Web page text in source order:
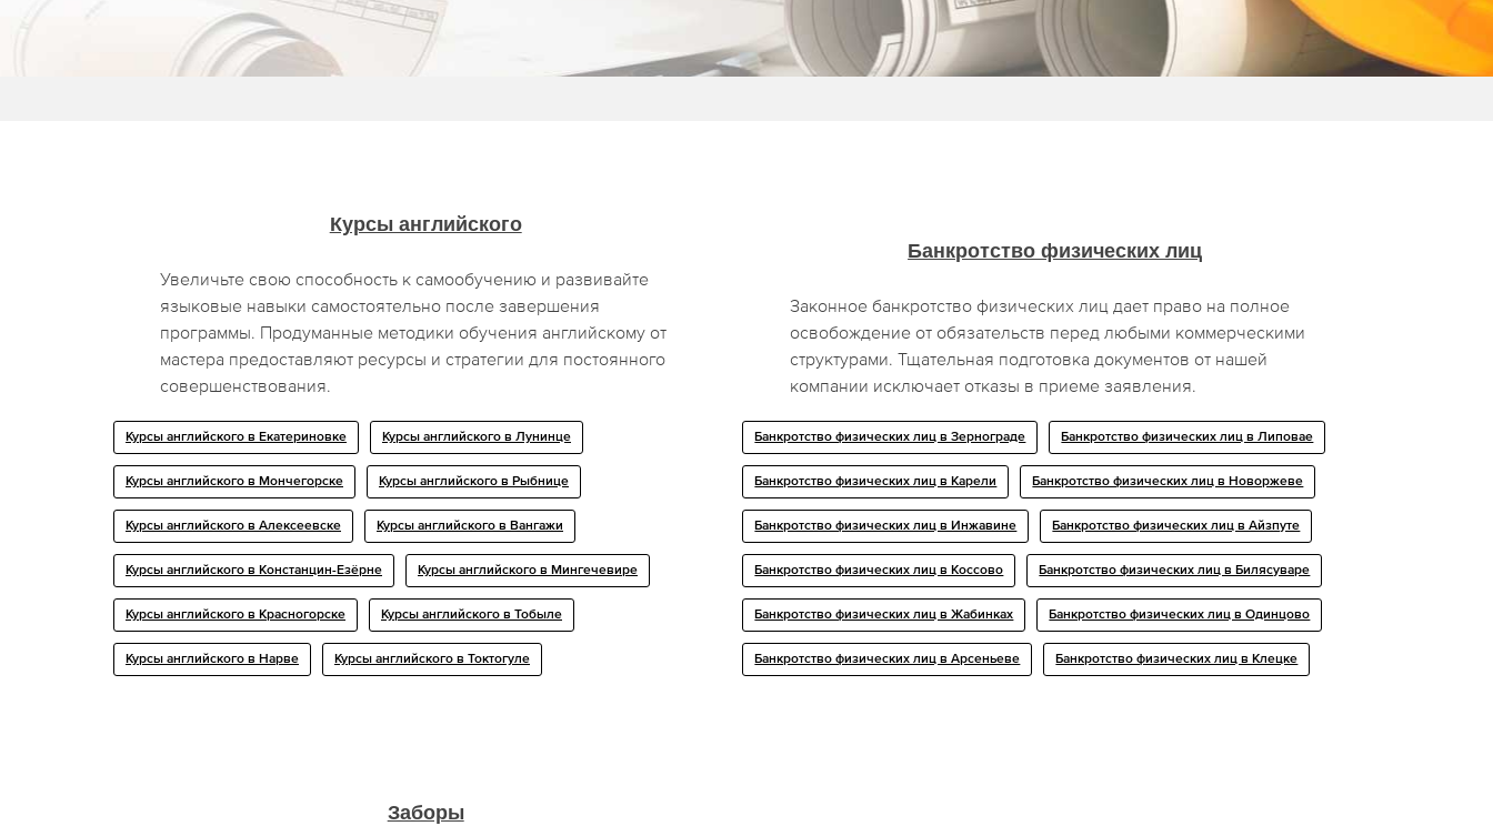
Курсы английского
Увеличьте свою способность к самообучению и развивайте
языковые навыки самостоятельно после завершения
программы. Продуманные методики обучения английскому от
мастера предоставляют ресурсы и стратегии для постоянного
совершенствования.
Курсы английского в Екатериновке Курсы английского в Лунинце
Курсы английского в Мончегорске Курсы английского в Рыбнице
Курсы английского в Алексеевске Курсы английского в Вангажи
Курсы английского в Констанцин-Езёрне Курсы английского в Мингечевире
Курсы английского в Красногорске Курсы английского в Тобыле
Курсы английского в Нарве Курсы английского в Токтогуле
Банкротство физических лиц
Законное банкротство физических лиц дает право на полное
освобождение от обязательств перед любыми коммерческими
структурами. Тщательная подготовка документов от нашей
компании исключает отказы в приеме заявления.
Банкротство физических лиц в Зернограде Банкротство физических лиц в Липoвaе
Банкротство физических лиц в Карели Банкротство физических лиц в Новоржеве
Банкротство физических лиц в Инжавине Банкротство физических лиц в Айзпуте
Банкротство физических лиц в Коссово Банкротство физических лиц в Билясуваре
Банкротство физических лиц в Жабинках Банкротство физических лиц в Одинцово
Банкротство физических лиц в Арсеньеве Банкротство физических лиц в Клецке
Заборы